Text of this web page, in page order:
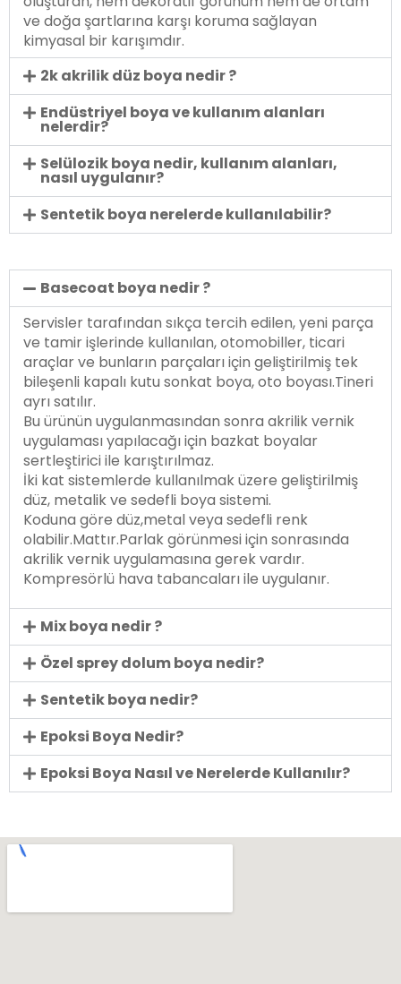
ve doğa şartlarına karşı koruma sağlayan
kimyasal bir karışımdır.
2k akrilik düz boya nedir ?
Endüstriyel boya ve kullanım alanları
nelerdir?
Selülozik boya nedir, kullanım alanları,
nasıl uygulanır?
Sentetik boya nerelerde kullanılabilir?
Basecoat boya nedir ?
Servisler tarafından sıkça tercih edilen, yeni parça
ve tamir işlerinde kullanılan, otomobiller, ticari
araçlar ve bunların parçaları için geliştirilmiş tek
bileşenli kapalı kutu sonkat boya, oto boyası.Tineri
ayrı satılır.
Bu ürünün uygulanmasından sonra akrilik vernik
uygulaması yapılacağı için bazkat boyalar
sertleştirici ile karıştırılmaz.
İki kat sistemlerde kullanılmak üzere geliştirilmiş
düz, metalik ve sedefli boya sistemi.
Koduna göre düz,metal veya sedefli renk
olabilir.Mattır.Parlak görünmesi için sonrasında
akrilik vernik uygulamasına gerek vardır.
Kompresörlü hava tabancaları ile uygulanır.
Mix boya nedir ?
Özel sprey dolum boya nedir?
Sentetik boya nedir?
Epoksi Boya Nedir?
Epoksi Boya Nasıl ve Nerelerde Kullanılır?